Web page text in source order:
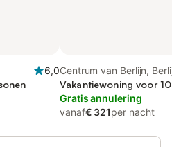
6,0Centrum van Berlijn,
Vakantiewoning voor
Gratis annulering
vanaf€ 321per nacht